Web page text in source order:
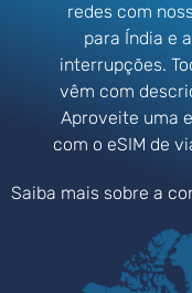
redes com
para Índia e
interrupções.
vêm com
Aproveite uma
com o eSIM de
Saiba mais sobre a